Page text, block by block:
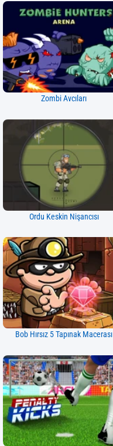
Zombi Avcıları
Ordu Keskin Nişancısı
Bob Hırsız 5 Tapınak Macerası